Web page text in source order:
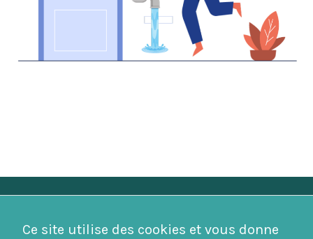
33720 Budos
Ce site utilise des cookies et vous donne